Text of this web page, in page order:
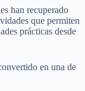
han recuperado
que permiten
prácticas desde
en una de